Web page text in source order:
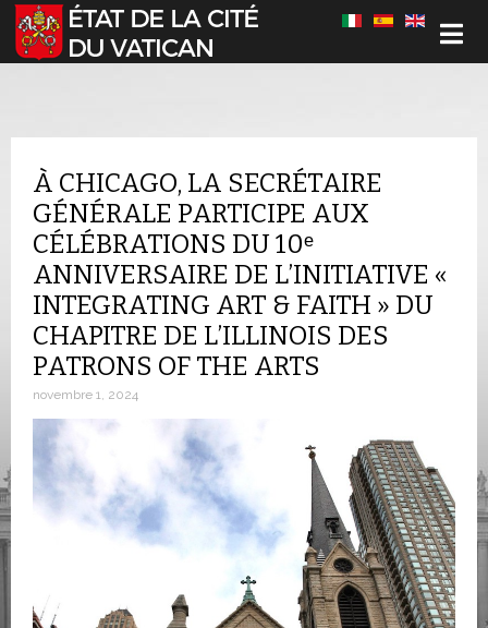
Sélectionnez votre langue
À CHICAGO, LA SECRÉTAIRE
GÉNÉRALE PARTICIPE AUX
CÉLÉBRATIONS DU 10ᵉ
ANNIVERSAIRE DE L’INITIATIVE «
INTEGRATING ART & FAITH » DU
CHAPITRE DE L’ILLINOIS DES
PATRONS OF THE ARTS
novembre 1, 2024